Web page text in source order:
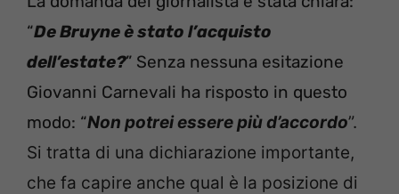
“De Bruyne è stato l’acquisto
dell’estate?” Senza nessuna esitazione
Giovanni Carnevali ha risposto in questo
modo: “Non potrei essere più d’accordo”.
Si tratta di una dichiarazione importante,
che fa capire anche qual è la posizione di